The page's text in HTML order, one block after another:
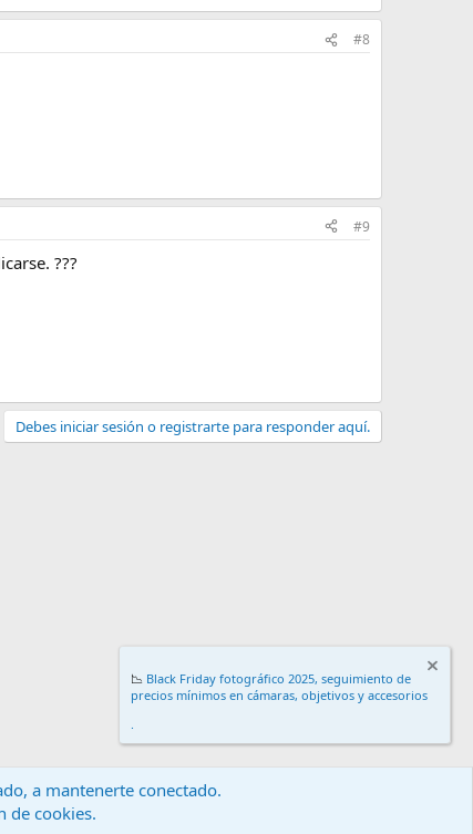
#8
#9
???
Debes iniciar sesión o registrarte para responder aquí.
y reglas
📉 Black Friday fotográfico 2025, seguimiento de
precios mínimos en cámaras, objetivos y accesorios
.
a mantenerte conectado.
de cookies.